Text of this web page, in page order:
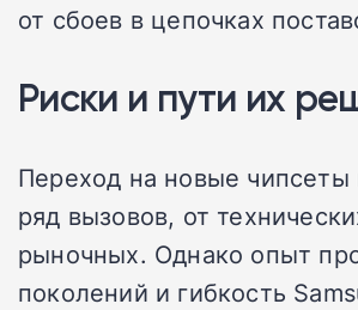
от сбоев в цепочках
Риски и пути их
Переход на новые чипсеты
ряд вызовов, от
рыночных. Однако опыт
поколений и гибкость